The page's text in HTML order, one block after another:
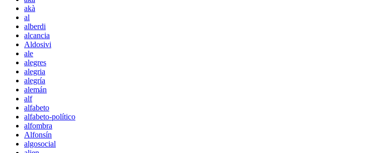
akà
al
alberdi
alcancia
Aldosivi
ale
alegres
alegria
alegría
alemán
alf
alfabeto
alfabeto-político
alfombra
Alfonsín
algosocial